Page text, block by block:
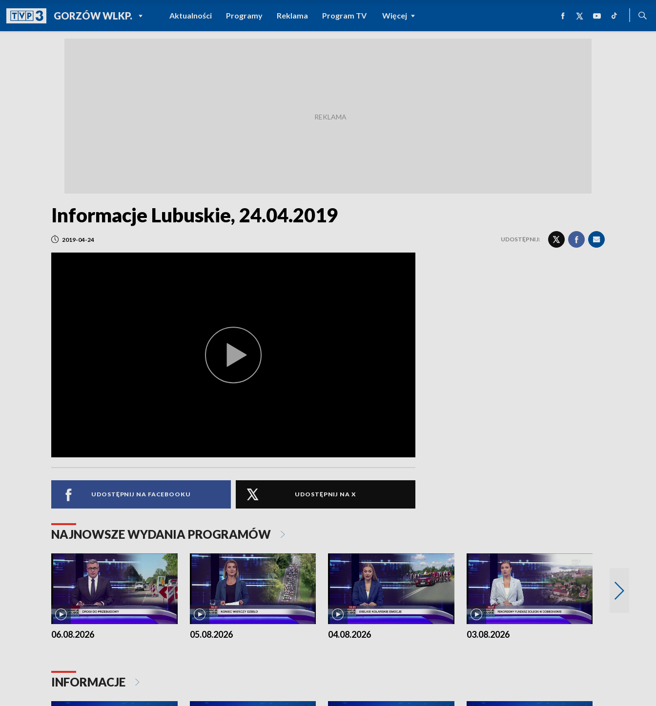
GORZÓW WLKP.POWRÓT DO
TVP REGIONY
Aktualności Programy Reklama Program TV Więcej
Informacje Lubuskie, 24.04.2019
2019-04-24 UDOSTĘPNIJ:
UDOSTĘPNIJ NA FACEBOOKU UDOSTĘPNIJ NA X
NAJNOWSZE WYDANIA PROGRAMÓW
06.08.2026 05.08.2026 04.08.2026 03.08.2026
INFORMACJE